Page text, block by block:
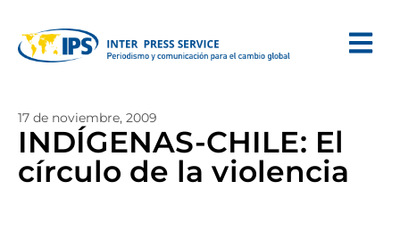
17 de noviembre, 2009
INDÍGENAS-CHILE: El
círculo de la violencia